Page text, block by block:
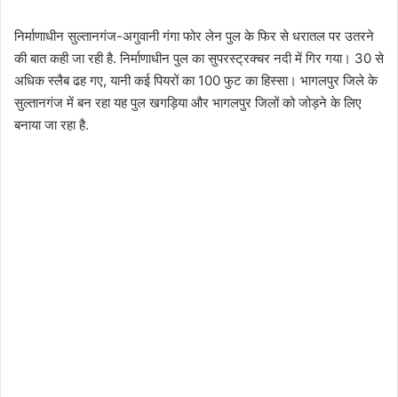
निर्माणाधीन सुल्तानगंज-अगुवानी गंगा फोर लेन पुल के फिर से धरातल पर उतरने
की बात कही जा रही है. निर्माणाधीन पुल का सुपरस्ट्रक्चर नदी में गिर गया। 30 से
अधिक स्लैब ढह गए, यानी कई पियरों का 100 फुट का हिस्सा। भागलपुर जिले के
सुल्तानगंज में बन रहा यह पुल खगड़िया और भागलपुर जिलों को जोड़ने के लिए
बनाया जा रहा है.